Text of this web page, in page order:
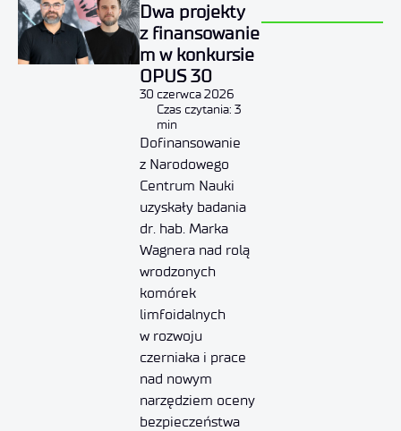
Dwa projekty
z finansowanie
m w konkursie
OPUS 30
30 czerwca 2026
Czas czytania: 3
min
Dofinansowanie
z Narodowego
Centrum Nauki
uzyskały badania
dr. hab. Marka
Wagnera nad rolą
wrodzonych
komórek
limfoidalnych
w rozwoju
czerniaka i prace
nad nowym
narzędziem oceny
bezpieczeństwa